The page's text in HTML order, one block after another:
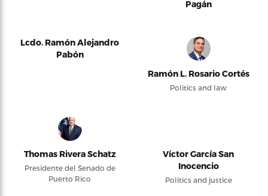
Pagán
Lcdo. Ramón Alejandro
Pabón
Ramón L. Rosario Cortés
Politics and law
Thomas Rivera Schatz
Presidente del Senado de
Puerto Rico
Víctor García San
Inocencio
Politics and justice